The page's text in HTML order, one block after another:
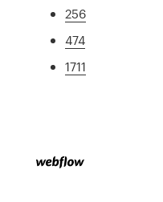
256
474
1711